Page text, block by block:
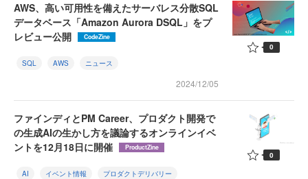
AWS、高い可用性を備えたサーバレス分散SQL
データベース「Amazon Aurora DSQL」をプ
レビュー公開
CodeZine
SQL AWS ニュース
2024/12/05
0
ファインディとPM Career、プロダクト開発で
の生成AIの生かし方を議論するオンラインイベ
ントを12月18日に開催
ProductZine
AI イベント情報 プロダクトデリバリー
0